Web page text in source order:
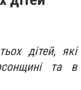
дітей, які
та в